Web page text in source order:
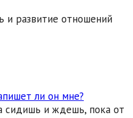
и развитие отношений
ли он мне?
сидишь и ждешь, пока от